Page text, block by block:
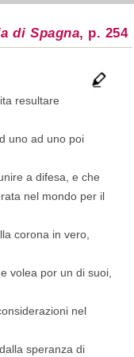
di Spagna, p. 254
resultare
uno ad uno poi
a difesa, e che
nel mondo per il
corona in vero,
volea por un di suoi,
nel
speranza di